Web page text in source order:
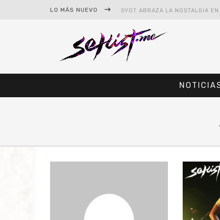
LO MÁS NUEVO
#CINE – STAR WARS: THE
#CINE – SPIDER-MAN: UN